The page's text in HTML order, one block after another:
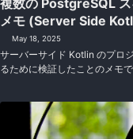
メモ (Server Side
May 18, 2025
サーバーサイド Kotlin のプロ
るために検証したことのメモで